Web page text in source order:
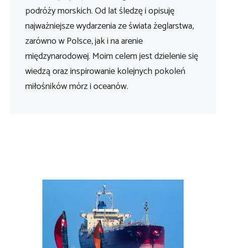
podróży morskich. Od lat śledzę i opisuję
najważniejsze wydarzenia ze świata żeglarstwa,
zarówno w Polsce, jak i na arenie
międzynarodowej. Moim celem jest dzielenie się
wiedzą oraz inspirowanie kolejnych pokoleń
miłośników mórz i oceanów.